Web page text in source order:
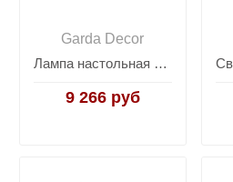
Garda Decor
Лампа настольная из белого стекла (серый абажур) 22-87755
9 266 руб